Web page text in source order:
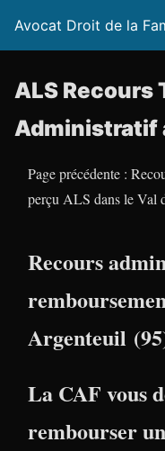
Avocat Droit de la
ALS Recours
Administratif
Page précédente :
perçu ALS dans le Val
Recours
Argenteuil
La CAF vous
rembourser